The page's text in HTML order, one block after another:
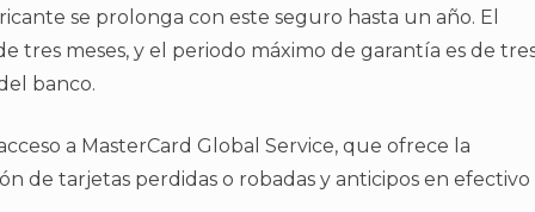
se prolonga con este seguro hasta un año. El
tres meses, y el periodo máximo de garantía es de
banco.
a MasterCard Global Service, que ofrece la
de tarjetas perdidas o robadas y anticipos en efectivo